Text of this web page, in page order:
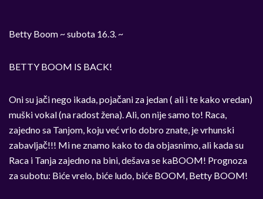
Betty Boom ~ subota 16.3. ~
BETTY BOOM IS BACK!
Oni su jači nego ikada, pojačani za jedan ( ali i te kako vredan)
muški vokal (na radost žena). Ali, on nije samo to! Raca,
zajedno sa Tanjom, koju već vrlo dobro znate, je vrhunski
zabavljač!!! Mi ne znamo kako to da objasnimo, ali kada su
Raca i Tanja zajedno na bini, dešava se kaBOOM! Prognoza
za subotu: Biće vrelo, biće ludo, biće BOOM, Betty BOOM!